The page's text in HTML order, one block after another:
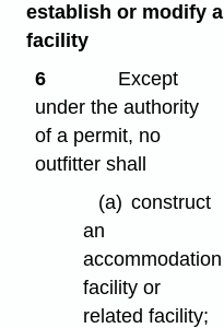
establish or modify a
facility
6
Except
under the authority
of a permit, no
outfitter shall
(a) construct
an
accommodation
facility or
related facility;